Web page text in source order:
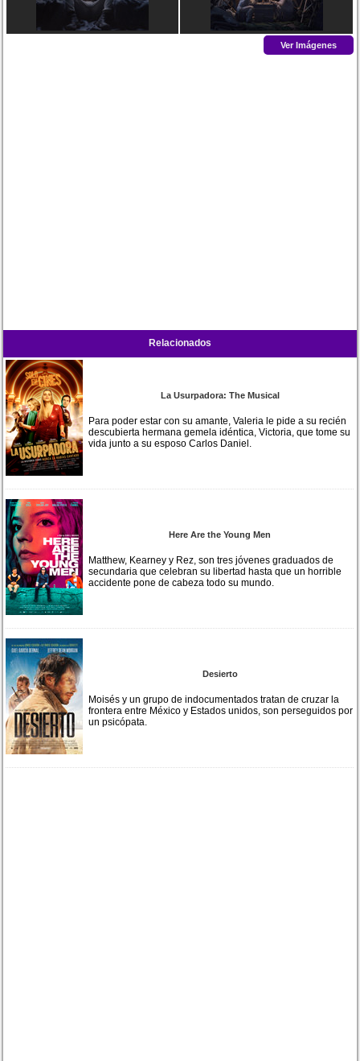
Ver Imágenes
Relacionados
La Usurpadora: The Musical
Para poder estar con su amante, Valeria le pide a su recién
descubierta hermana gemela idéntica, Victoria, que tome su
vida junto a su esposo Carlos Daniel.
Here Are the Young Men
Matthew, Kearney y Rez, son tres jóvenes graduados de
secundaria que celebran su libertad hasta que un horrible
accidente pone de cabeza todo su mundo.
Desierto
Moisés y un grupo de indocumentados tratan de cruzar la
frontera entre México y Estados unidos, son perseguidos por
un psicópata.